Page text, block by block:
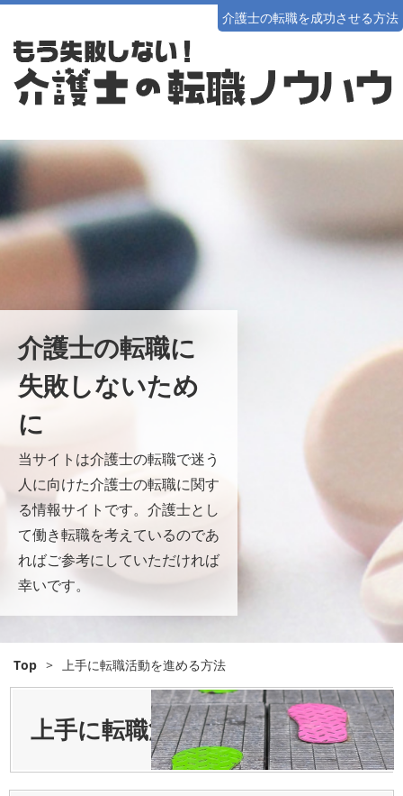
介護士の転職を成功させる方法
介護士の転職に
失敗しないため
に
当サイトは介護士の転職で迷う
人に向けた介護士の転職に関す
る情報サイトです。介護士とし
て働き転職を考えているのであ
ればご参考にしていただければ
幸いです。
Top > 上手に転職活動を進める方法
上手に転職活動を進める方法